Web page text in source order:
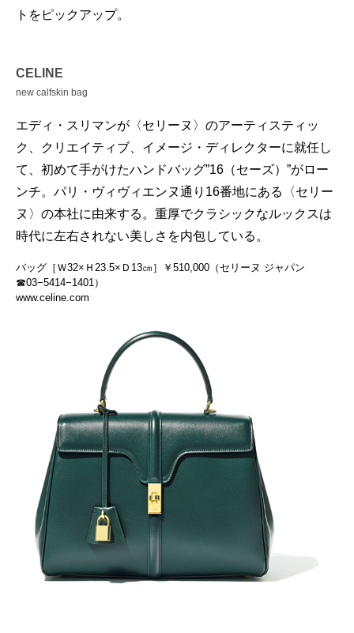
トをピックアップ。
CELINE
new calfskin bag
エディ・スリマンが〈セリーヌ〉のアーティスティッ
ク、クリエイティブ、イメージ・ディレクターに就任し
て、初めて手がけたハンドバッグ”16（セーズ）”がロー
ンチ。パリ・ヴィヴィエンヌ通り16番地にある〈セリー
ヌ〉の本社に由来する。重厚でクラシックなルックスは
時代に左右されない美しさを内包している。
バッグ［Ｗ32×Ｈ23.5×Ｄ13㎝］￥510,000（セリーヌ ジャパン
☎03−5414−1401）
www.celine.com